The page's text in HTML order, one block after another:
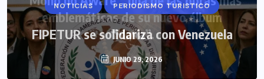
NOTICIAS PERIODISMO TURISTICO
FIPETUR se solidariza con Venezuela
JUNIO 29, 2026